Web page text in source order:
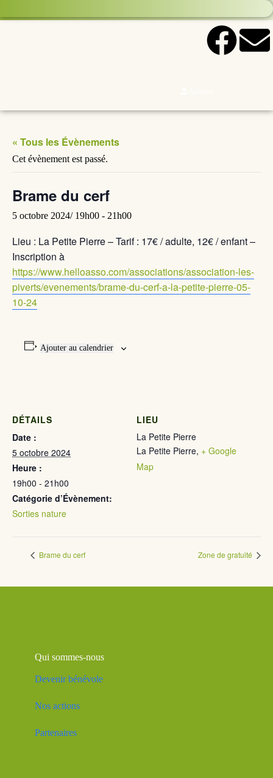
« Tous les Évènements
Cet évènement est passé.
Brame du cerf
5 octobre 2024/ 19h00 - 21h00
Lieu : La Petite Pierre – Tarif : 17€ / adulte, 12€ / enfant –
Inscription à
https://www.helloasso.com/associations/association-les-
piverts/evenements/brame-du-cerf-a-la-petite-pierre-05-
10-24
Ajouter au calendrier
DÉTAILS
Date :
5 octobre 2024
Heure :
19h00 - 21h00
Catégorie d’Évènement:
Sorties nature
LIEU
La Petite Pierre
La Petite Pierre, + Google
Map
Brame du cerf Zone de gratuité
Qui sommes-nous
Devenir bénévole
Nos actions
Partenaires